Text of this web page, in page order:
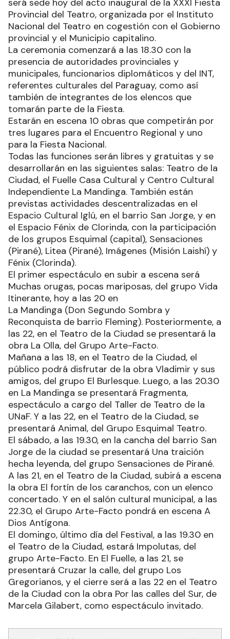
Provincial del Teatro, organizada por el Instituto
Nacional del Teatro en cogestión con el Gobierno
provincial y el Municipio capitalino.
La ceremonia comenzará a las 18.30 con la
presencia de autoridades provinciales y
municipales, funcionarios diplomáticos y del INT,
referentes culturales del Paraguay, como así
también de integrantes de los elencos que
tomarán parte de la Fiesta.
Estarán en escena 10 obras que competirán por
tres lugares para el Encuentro Regional y uno
para la Fiesta Nacional.
Todas las funciones serán libres y gratuitas y se
desarrollarán en las siguientes salas: Teatro de la
Ciudad, el Fuelle Casa Cultural y Centro Cultural
Independiente La Mandinga. También están
previstas actividades descentralizadas en el
Espacio Cultural Iglú, en el barrio San Jorge, y en
el Espacio Fénix de Clorinda, con la participación
de los grupos Esquimal (capital), Sensaciones
(Pirané), Litea (Pirané), Imágenes (Misión Laishí) y
Fénix (Clorinda).
El primer espectáculo en subir a escena será
Muchas orugas, pocas mariposas, del grupo Vida
Itinerante, hoy a las 20 en
La Mandinga (Don Segundo Sombra y
Reconquista de barrio Fleming). Posteriormente, a
las 22, en el Teatro de la Ciudad se presentará la
obra La Olla, del Grupo Arte-Facto.
Mañana a las 18, en el Teatro de la Ciudad, el
público podrá disfrutar de la obra Vladimir y sus
amigos, del grupo El Burlesque. Luego, a las 20.30
en La Mandinga se presentará Fragmenta,
espectáculo a cargo del Taller de Teatro de la
UNaF. Y a las 22, en el Teatro de la Ciudad, se
presentará Animal, del Grupo Esquimal Teatro.
El sábado, a las 19.30, en la cancha del barrio San
Jorge de la ciudad se presentará Una traición
hecha leyenda, del grupo Sensaciones de Pirané.
A las 21, en el Teatro de la Ciudad, subirá a escena
la obra El fortín de los caranchos, con un elenco
concertado. Y en el salón cultural municipal, a las
22.30, el Grupo Arte-Facto pondrá en escena A
Dios Antígona.
El domingo, último día del Festival, a las 19.30 en
el Teatro de la Ciudad, estará Impolutas, del
grupo Arte-Facto. En El Fuelle, a las 21, se
presentará Cruzar la calle, del grupo Los
Gregorianos, y el cierre será a las 22 en el Teatro
de la Ciudad con la obra Por las calles del Sur, de
Marcela Gilabert, como espectáculo invitado.